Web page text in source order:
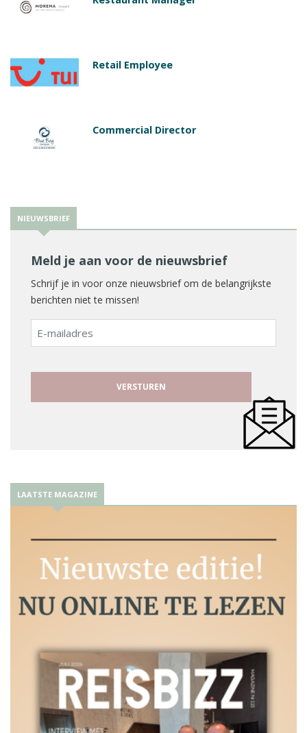
Retail Employee
Commercial Director
NIEUWSBRIEF
Meld je aan voor de nieuwsbrief
Schrijf je in voor onze nieuwsbrief om de belangrijkste
berichten niet te missen!
E-
mailadres
LAATSTE MAGAZINE